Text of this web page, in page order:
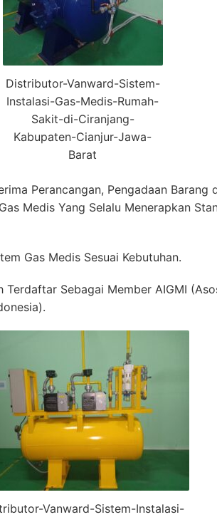
Distributor-Vanward-Sistem-
Instalasi-Gas-Medis-Rumah-
Sakit-di-Ciranjang-
Kabupaten-Cianjur-Jawa-
Barat
Perancangan, Pengadaan Barang
Medis Yang Selalu Menerapkan
Gas Medis Sesuai Kebutuhan.
Terdaftar Sebagai Member AIGMI
Vanward-Sistem-Instalasi-